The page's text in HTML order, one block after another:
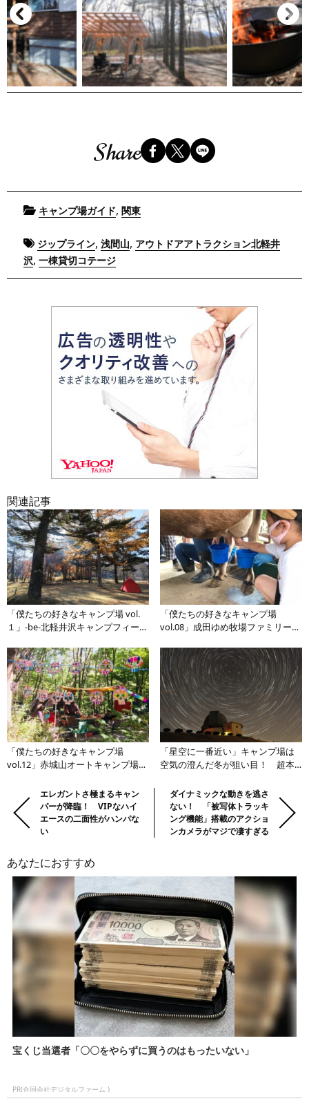
Share
Posted
キャンプ場ガイド, 関東
Tagged
ジップライン, 浅間山, アウトドアアトラクション北軽井
沢, 一棟貸切コテージ
関連記事
「僕たちの好きなキャンプ場 vol.
１」-be-北軽井沢キャンプフィール
「僕たちの好きなキャンプ場
vol.08」成田ゆめ牧場ファミリーオ
「僕たちの好きなキャンプ場
vol.12」赤城山オートキャンプ場
「星空に一番近い」キャンプ場は
空気の澄んだ冬が狙い目！ 超本
ら天体観測を【関東エリア】
の
次
の
記
事
Previous:エレガントさ極まるキャン
パーが降臨！ VIPなハイ
エースの二面性がハンパな
い
Next:ダイナミックな動きを逃さ
ない！ 「被写体トラッキ
ング機能」搭載のアクショ
ンカメラがマジで凄すぎる
あなたにおすすめ
宝くじ当選者「〇〇をやらずに買うのはもったいない」
PR(合同会社デジタルファーム )